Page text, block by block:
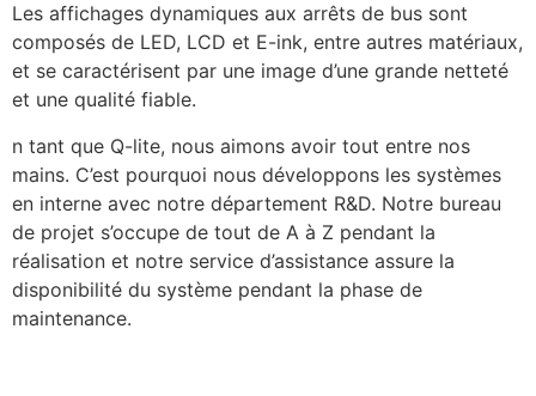
Les affichages dynamiques aux arrêts de bus sont
composés de LED, LCD et E-ink, entre autres matériaux,
et se caractérisent par une image d’une grande netteté
et une qualité fiable.
n tant que Q-lite, nous aimons avoir tout entre nos
mains. C’est pourquoi nous développons les systèmes
en interne avec notre département R&D. Notre bureau
de projet s’occupe de tout de A à Z pendant la
réalisation et notre service d’assistance assure la
disponibilité du système pendant la phase de
maintenance.